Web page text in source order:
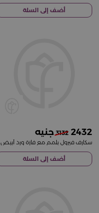
أضف إلى السلة
2432
3132
سكارف فيرول بلَمم مع فازة ورد أبيض
أضف إلى السلة